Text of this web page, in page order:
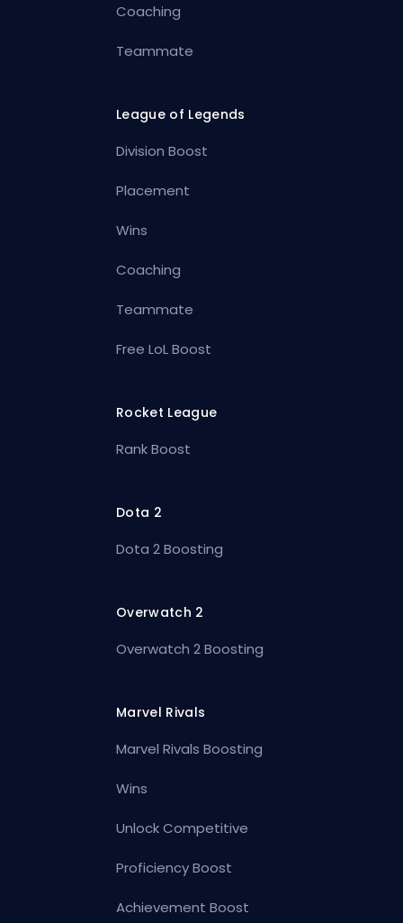
Coaching
Teammate
League of Legends
Division Boost
Placement
Wins
Coaching
Teammate
Free LoL Boost
Rocket League
Rank Boost
Dota 2
Dota 2 Boosting
Overwatch 2
Overwatch 2 Boosting
Marvel Rivals
Marvel Rivals Boosting
Wins
Unlock Competitive
Proficiency Boost
Achievement Boost